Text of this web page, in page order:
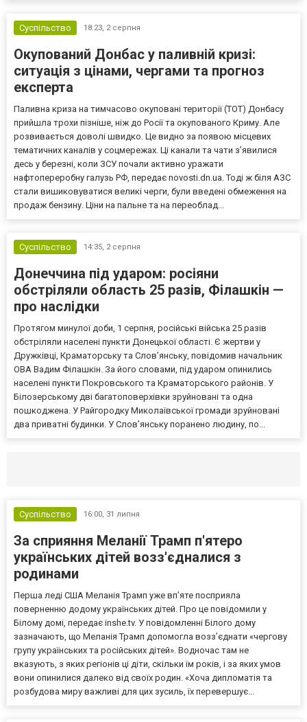
Суспільство 18:23, 2 серпня
Окупований Донбас у паливній кризі:
ситуація з цінами, чергами та прогноз
експерта
Паливна криза на тимчасово окуповані території (ТОТ) Донбасу
прийшла трохи пізніше, ніж до Росії та окупованого Криму. Але
розвивається доволі швидко. Це видно за появою місцевих
тематичних каналів у соцмережах. Ці канали та чати з’явилися
десь у березні, коли ЗСУ почали активно уражати
нафтопереробну галузь РФ, передає novosti.dn.ua. Тоді ж біля АЗС
стали вишиковуватися великі черги, були введені обмеження на
продаж бензину. Ціни на пальне та на переоблад...
Суспільство 14:35, 2 серпня
Донеччина під ударом: росіяни
обстріляли область 25 разів, Філашкін —
про наслідки
Протягом минулої доби, 1 серпня, російські війська 25 разів
обстріляли населені пункти Донецької області. Є жертви у
Дружківці, Краматорську та Слов’янську, повідомив начальник
ОВА Вадим Філашкін. За його словами, під ударом опинились
населені пункти Покровського та Краматорського районів. У
Білозерському дві багатоповерхівки зруйновані та одна
пошкоджена. У Райгородку Миколаївської громади зруйновані
два приватні будинки. У Слов’янську поранено людину, по...
Суспільство 16:00, 31 липня
За сприяння Меланії Трамп п'ятеро
українських дітей возз'єдналися з
родинами
Перша леді США Меланія Трамп уже впʼяте посприяла
поверненню додому українських дітей. Про це повідомили у
Білому домі, передає inshe.tv. У повідомленні Білого дому
зазначають, що Меланія Трамп допомогла возз’єднати «чергову
групу українських та російських дітей». Водночас там не
вказують, з яких регіонів ці діти, скільки їм років, і за яких умов
вони опинилися далеко від своїх родин. «Хоча дипломатія та
розбудова миру важливі для цих зусиль, їх перевершує...